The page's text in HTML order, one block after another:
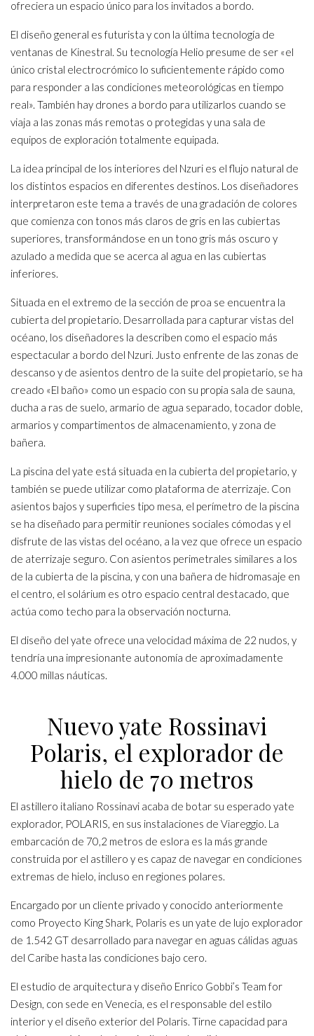
ofreciera un espacio único para los invitados a bordo.
El diseño general es futurista y con la última tecnología de
ventanas de Kinestral. Su tecnología Helio presume de ser «el
único cristal electrocrómico lo suficientemente rápido como
para responder a las condiciones meteorológicas en tiempo
real». También hay drones a bordo para utilizarlos cuando se
viaja a las zonas más remotas o protegidas y una sala de
equipos de exploración totalmente equipada.
La idea principal de los interiores del Nzuri es el flujo natural de
los distintos espacios en diferentes destinos. Los diseñadores
interpretaron este tema a través de una gradación de colores
que comienza con tonos más claros de gris en las cubiertas
superiores, transformándose en un tono gris más oscuro y
azulado a medida que se acerca al agua en las cubiertas
inferiores.
Situada en el extremo de la sección de proa se encuentra la
cubierta del propietario. Desarrollada para capturar vistas del
océano, los diseñadores la describen como el espacio más
espectacular a bordo del Nzuri. Justo enfrente de las zonas de
descanso y de asientos dentro de la suite del propietario, se ha
creado «El baño» como un espacio con su propia sala de sauna,
ducha a ras de suelo, armario de agua separado, tocador doble,
armarios y compartimentos de almacenamiento, y zona de
bañera.
La piscina del yate está situada en la cubierta del propietario, y
también se puede utilizar como plataforma de aterrizaje. Con
asientos bajos y superficies tipo mesa, el perímetro de la piscina
se ha diseñado para permitir reuniones sociales cómodas y el
disfrute de las vistas del océano, a la vez que ofrece un espacio
de aterrizaje seguro. Con asientos perimetrales similares a los
de la cubierta de la piscina, y con una bañera de hidromasaje en
el centro, el solárium es otro espacio central destacado, que
actúa como techo para la observación nocturna.
El diseño del yate ofrece una velocidad máxima de 22 nudos, y
tendría una impresionante autonomía de aproximadamente
4.000 millas náuticas.
Nuevo yate Rossinavi
Polaris, el explorador de
hielo de 70 metros
El astillero italiano Rossinavi acaba de botar su esperado yate
explorador, POLARIS, en sus instalaciones de Viareggio. La
embarcación de 70,2 metros de eslora es la más grande
construida por el astillero y es capaz de navegar en condiciones
extremas de hielo, incluso en regiones polares.
Encargado por un cliente privado y conocido anteriormente
como Proyecto King Shark, Polaris es un yate de lujo explorador
de 1.542 GT desarrollado para navegar en aguas cálidas aguas
del Caribe hasta las condiciones bajo cero.
El estudio de arquitectura y diseño Enrico Gobbi’s Team for
Design, con sede en Venecia, es el responsable del estilo
interior y el diseño exterior del Polaris. Tirne capacidad para